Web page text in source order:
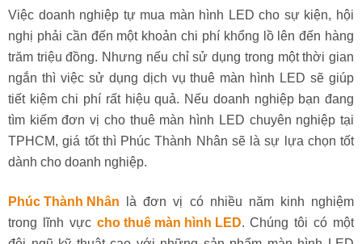
Việc doanh nghiệp tự mua màn hình LED cho sự kiện, hội
nghị phải cần đến một khoản chi phí khổng lồ lên đến hàng
trăm triệu đồng. Nhưng nếu chỉ sử dụng trong một thời gian
ngắn thì việc sử dụng dịch vụ thuê màn hình LED sẽ giúp
tiết kiệm chi phí rất hiệu quả. Nếu doanh nghiệp bạn đang
tìm kiếm đơn vị cho thuê màn hình LED chuyên nghiệp tại
TPHCM, giá tốt thì Phúc Thành Nhân sẽ là sự lựa chọn tốt
dành cho doanh nghiệp.
Phúc Thành Nhân là đơn vị có nhiều năm kinh nghiệm
trong lĩnh vực cho thuê màn hình LED. Chúng tôi có một